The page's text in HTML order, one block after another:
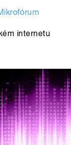
internetu